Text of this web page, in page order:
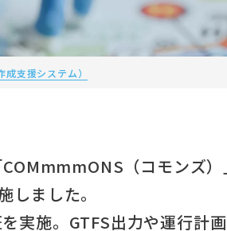
支援システム）
（コモンズ
しました。
施。GTFS出力や運行計